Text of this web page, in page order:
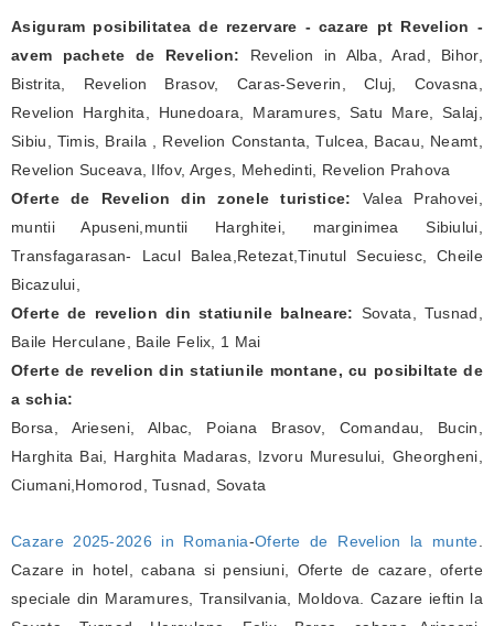
Asiguram posibilitatea de rezervare - cazare pt Revelion -
avem pachete de Revelion: Revelion in Alba, Arad, Bihor,
Bistrita, Revelion Brasov, Caras-Severin, Cluj, Covasna,
Revelion Harghita, Hunedoara, Maramures, Satu Mare, Salaj,
Sibiu, Timis, Braila , Revelion Constanta, Tulcea, Bacau, Neamt,
Revelion Suceava, Ilfov, Arges, Mehedinti, Revelion Prahova
Oferte de Revelion din zonele turistice: Valea Prahovei,
muntii Apuseni,muntii Harghitei, marginimea Sibiului,
Transfagarasan- Lacul Balea,Retezat,Tinutul Secuiesc, Cheile
Bicazului,
Oferte de revelion din statiunile balneare: Sovata, Tusnad,
Baile Herculane, Baile Felix, 1 Mai
Oferte de revelion din statiunile montane, cu posibiltate de
a schia:
Borsa, Arieseni, Albac, Poiana Brasov, Comandau, Bucin,
Harghita Bai, Harghita Madaras, Izvoru Muresului, Gheorgheni,
Ciumani,Homorod, Tusnad, Sovata
Cazare 2025-2026 in Romania-Oferte de Revelion la munte
Cazare in hotel, cabana si pensiuni, Oferte de cazare, oferte
speciale din Maramures, Transilvania, Moldova. Cazare ieftin la